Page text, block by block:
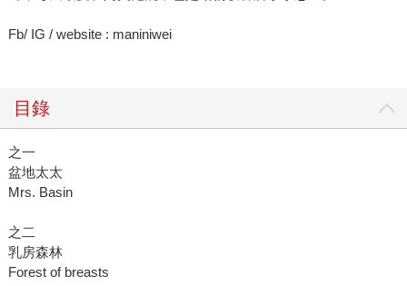
Fb/ IG / website : maniniwei
目錄
之一
盆地太太
Mrs. Basin
之二
乳房森林
Forest of breasts